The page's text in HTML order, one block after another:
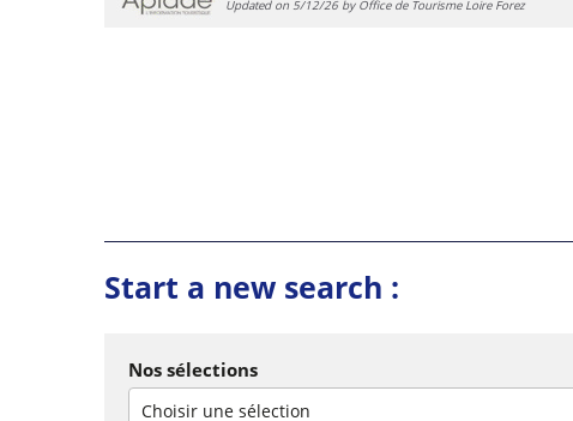
Updated on 5/12/26 by Office de Tourisme Loire Forez
Start a new search :
Nos sélections
Choisir une sélection